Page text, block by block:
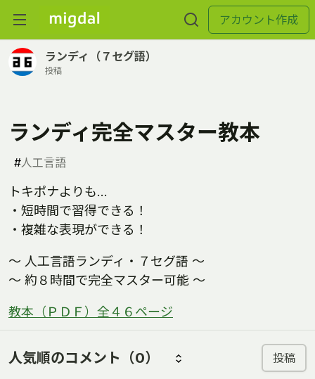
アカウント作成
ランディ（７セグ語）
投稿
ランディ完全マスター教本
#人工言語
トキポナよりも…
・短時間で習得できる！
・複雑な表現ができる！
～ 人工言語ランディ・７セグ語 ～
～ 約８時間で完全マスター可能 ～
教本（ＰＤＦ）全４６ページ
人気順のコメント （0） 投稿